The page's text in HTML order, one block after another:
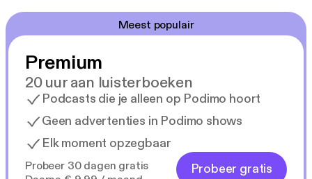
Meest populair
Premium
20 uur aan luisterboeken
Podcasts die je alleen op Podimo hoort
Geen advertenties in Podimo shows
Elk moment opzegbaar
Probeer 30 dagen gratis
Probeer gratis